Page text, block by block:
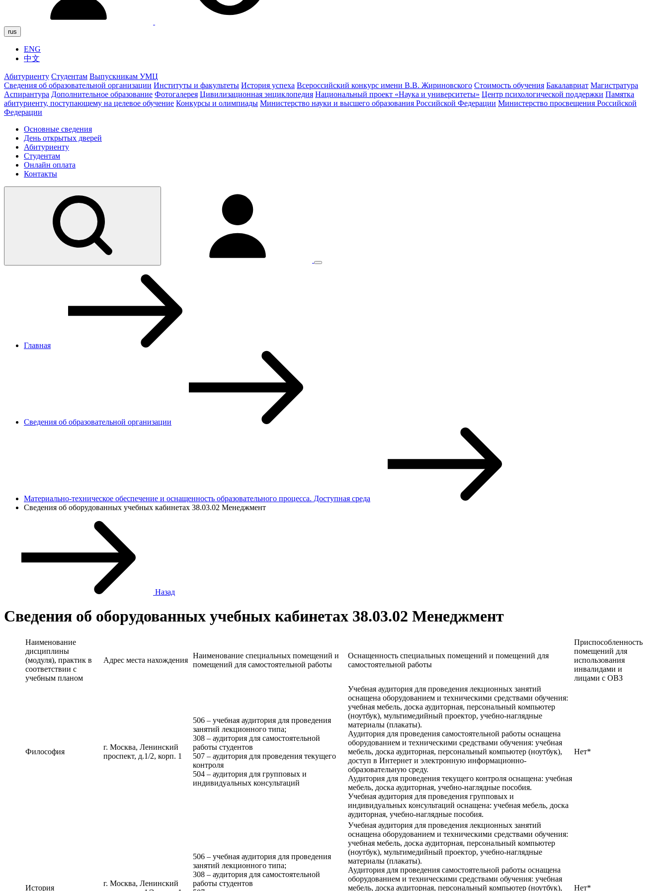
rus
ENG
中文
Абитуриенту Студентам Выпускникам УМЦ
Сведения об образовательной организации Институты и факультеты История успеха Всероссийский конкурс имени В.В. Жириновского Стоимость обучения Бакалавриат Магистратура
Аспирантура Дополнительное образование Фотогалерея Цивилизационная энциклопедия Национальный проект «Наука и университеты» Центр психологической поддержки Памятка
абитуриенту, поступающему на целевое обучение Конкурсы и олимпиады Министерство науки и высшего образования Российской Федерации Министерство просвещения Российской
Федерации
Основные сведения
День открытых дверей
Абитуриенту
Студентам
Онлайн оплата
Контакты
Главная
Сведения об образовательной организации
Материально-техническое обеспечение и оснащенность образовательного процесса. Доступная среда
Сведения об оборудованных учебных кабинетах 38.03.02 Менеджмент
Назад
Сведения об оборудованных учебных кабинетах 38.03.02 Менеджмент
Наименование
дисциплины
(модуля), практик в
соответствии с
учебным планом
Адрес места нахождения
Наименование специальных помещений и
помещений для самостоятельной работы
Оснащенность специальных помещений и помещений для
самостоятельной работы
Приспособленность
помещений для
использования
инвалидами и
лицами с ОВЗ
Философия
г. Москва, Ленинский
проспект, д.1/2, корп. 1
506 – учебная аудитория для проведения
занятий лекционного типа;
308 – аудитория для самостоятельной
работы студентов
507 – аудитория для проведения текущего
контроля
504 – аудитория для групповых и
индивидуальных консультаций
Учебная аудитория для проведения лекционных занятий
оснащена оборудованием и техническими средствами обучения:
учебная мебель, доска аудиторная, персональный компьютер
(ноутбук), мультимедийный проектор, учебно-наглядные
материалы (плакаты).
Аудитория для проведения самостоятельной работы оснащена
оборудованием и техническими средствами обучения: учебная
мебель, доска аудиторная, персональный компьютер (ноутбук),
доступ в Интернет и электронную информационно-
образовательную среду.
Аудитория для проведения текущего контроля оснащена: учебная
мебель, доска аудиторная, учебно-наглядные пособия.
Учебная аудитория для проведения групповых и
индивидуальных консультаций оснащена: учебная мебель, доска
аудиторная, учебно-наглядные пособия.
Нет*
История
г. Москва, Ленинский
506 – учебная аудитория для проведения
занятий лекционного типа;
308 – аудитория для самостоятельной
работы студентов
Учебная аудитория для проведения лекционных занятий
оснащена оборудованием и техническими средствами обучения:
учебная мебель, доска аудиторная, персональный компьютер
(ноутбук), мультимедийный проектор, учебно-наглядные
материалы (плакаты).
Аудитория для проведения самостоятельной работы оснащена
оборудованием и техническими средствами обучения: учебная
мебель, доска аудиторная, персональный компьютер (ноутбук),
Нет*